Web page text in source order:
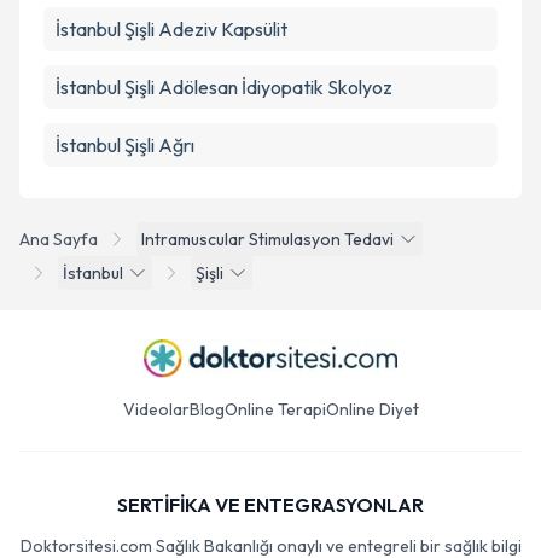
Ana Sayfa
Intramuscular Stimulasyon Tedavi
İstanbul
Şişli
İstanbul Şişli Adeziv Kapsülit
İstanbul Şişli Adölesan İdiyopatik Skolyoz
İstanbul Şişli Ağrı
VideolarBlogOnline TerapiOnline Diyet
SERTİFİKA VE ENTEGRASYONLAR
Doktorsitesi.com Sağlık Bakanlığı onaylı ve entegreli bir sağlık bilgi